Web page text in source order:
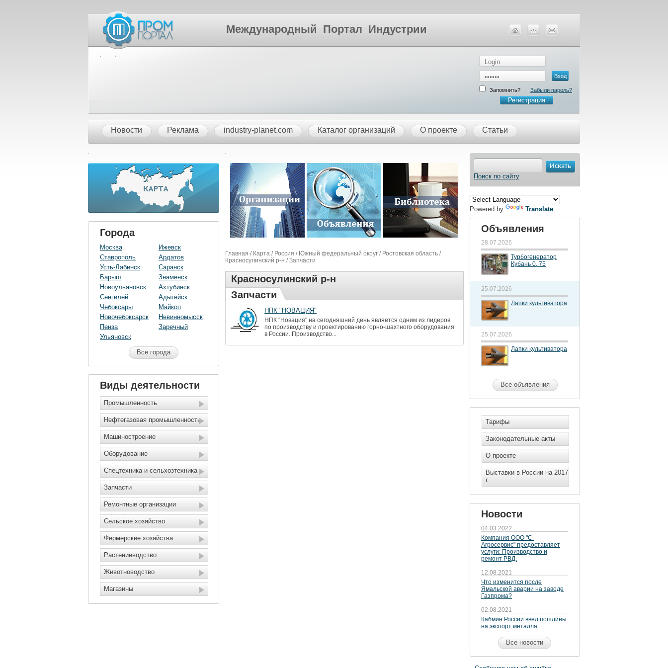
Международный Портал Индустрии
Запомнить? Забыли пароль?
Регистрация
Новости Реклама industry-planet.com Каталог организаций О проекте Статьи
Города
Москва
Ставрополь
Усть-Лабинск
Барыш
Новоульяновск
Сенгилей
Чебоксары
Новочебоксарск
Пенза
Ульяновск
Ижевск
Ардатов
Саранск
Знаменск
Ахтубинск
Адыгейск
Майкоп
Невинномысск
Заречный
Все города
Виды деятельности
Промышленность
Нефтегазовая промышленность
Машиностроение
Оборудование
Спецтехника и сельхозтехника
Запчасти
Ремонтные организации
Сельское хозяйство
Фермерские хозяйства
Растениеводство
Животноводство
Магазины
Главная / Карта / Россия / Южный федеральный округ / Ростовская область /
Красносулинский р-н / Запчасти
Красносулинский р-н
Запчасти
НПК "НОВАЦИЯ"
НПК "Новация" на сегодняшний день является одним из лидеров
по производству и проектированию горно-шахтного оборудования
в России. Производство...
Поиск по сайту
Powered by Translate
Объявления
28.07.2026
Турбогенератор
Кубань 0, 75
25.07.2026
Лапки культиватора
25.07.2026
Лапки культиватора
Все объявления
Тарифы
Законодательные акты
О проекте
Выставки в России на 2017
г.
Новости
04.03.2022
Компания ООО "С-
Агросервис" предоставляет
услуги: Производство и
ремонт РВД.
12.08.2021
Что изменится после
Ямальской аварии на заводе
Газпрома?
02.08.2021
Кабмин России ввел пошлины
на экспорт металла
Все новости